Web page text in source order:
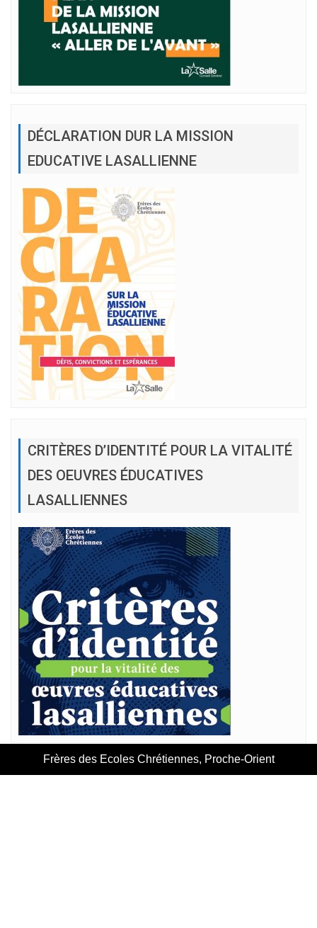
DÉCLARATION DUR LA MISSION
EDUCATIVE LASALLIENNE
CRITÈRES D’IDENTITÉ POUR LA VITALITÉ
DES OEUVRES ÉDUCATIVES
LASALLIENNES
Frères des Ecoles Chrétiennes, Proche-Orient